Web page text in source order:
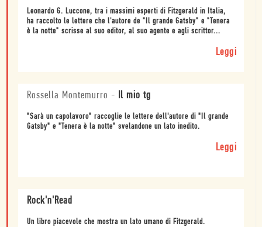
Leonardo G. Luccone, tra i massimi esperti di Fitzgerald in Italia,
ha raccolto le lettere che l'autore de "Il grande Gatsby" e "Tenera
è la notte" scrisse al suo editor, al suo agente e agli scrittor...
Leggi
Rossella Montemurro - Il mio tg
"Sarà un capolavoro" raccoglie le lettere dell'autore di "Il grande
Gatsby" e "Tenera è la notte" svelandone un lato inedito.
Leggi
Rock'n'Read
Un libro piacevole che mostra un lato umano di Fitzgerald.